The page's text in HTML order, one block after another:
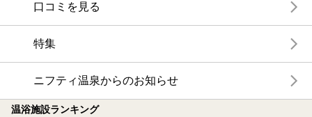
口コミを見る
特集
ニフティ温泉からのお知らせ
温浴施設ランキング